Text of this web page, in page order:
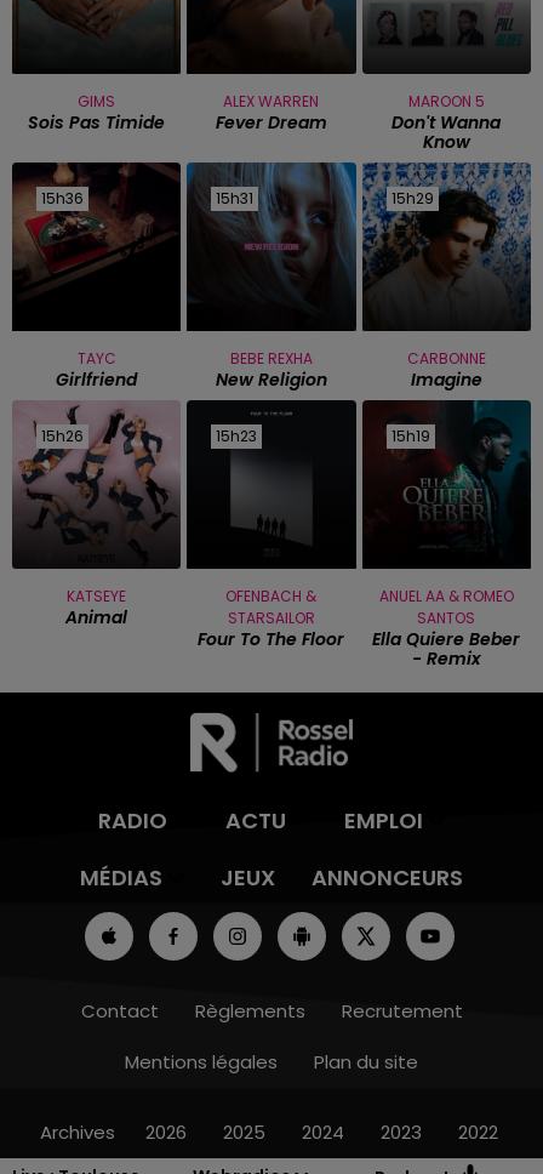
GIMS
Sois Pas Timide
ALEX WARREN
Fever Dream
MAROON 5
Don't Wanna
Know
15h36
15h36
TAYC
Girlfriend
15h31
15h31
BEBE REXHA
New Religion
15h29
15h29
CARBONNE
Imagine
15h26
15h26
KATSEYE
Animal
15h23
15h23
OFENBACH &
STARSAILOR
Four To The Floor
15h19
15h19
ANUEL AA & ROMEO
SANTOS
Ella Quiere Beber
- Remix
RADIO ACTU
EMPLOI
MÉDIAS
JEUX ANNONCEURS
Contact Règlements
Recrutement
Mentions légales
Plan du site
Archives 2026 2025 2024 2023 2022